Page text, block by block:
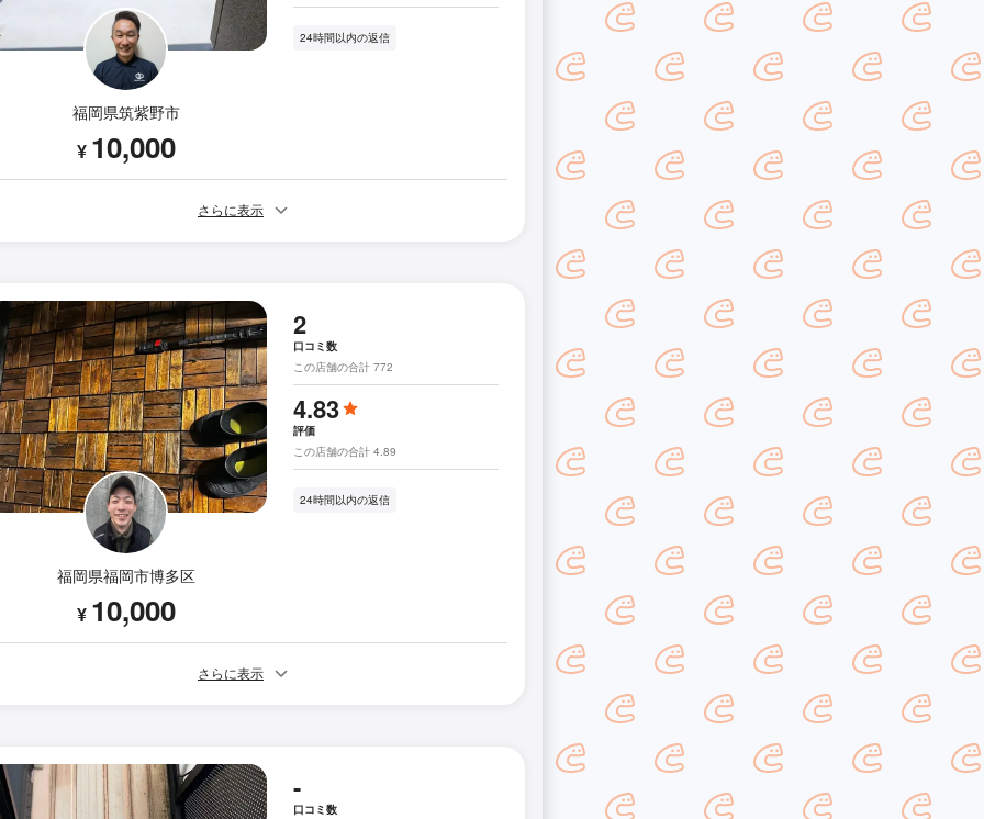
福岡県筑紫野市
¥ 10,000
24時間以内の返信
さらに表示
福岡県福岡市博多区
¥ 10,000
2
口コミ数
この店舗の合計 772
4.83
評価
この店舗の合計 4.89
24時間以内の返信
さらに表示
-
口コミ数